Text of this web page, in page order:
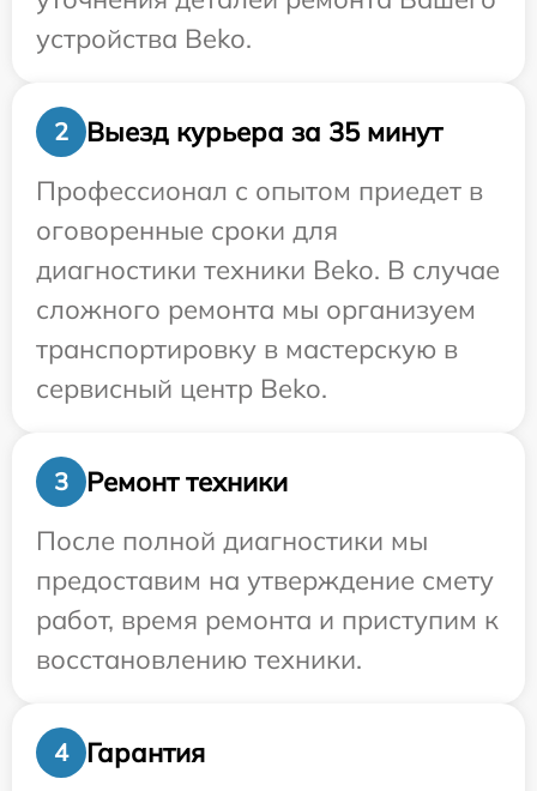
устройства Beko.
2
Выезд курьера за 35 минут
Профессионал с опытом приедет в
оговоренные сроки для
диагностики техники Beko. В случае
сложного ремонта мы организуем
транспортировку в мастерскую в
сервисный центр Beko.
3
Ремонт техники
После полной диагностики мы
предоставим на утверждение смету
работ, время ремонта и приступим к
восстановлению техники.
4 Гарантия